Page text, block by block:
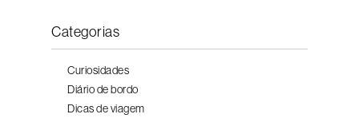
Categorias
Curiosidades
Diário de bordo
Dicas de viagem